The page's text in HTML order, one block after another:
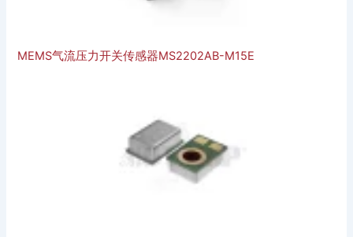
MEMS气流压力开关传感器MS2202AB-M15E